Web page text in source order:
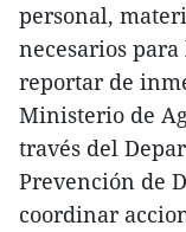
personal,
necesarios
reportar de
Ministerio de
través del
Prevención de
coordinar